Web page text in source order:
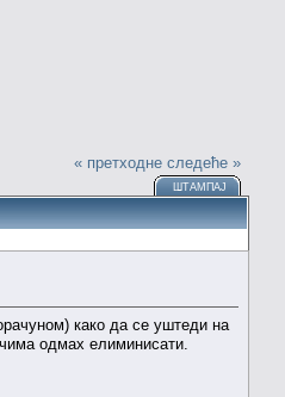
« претходне следеће »
ШТАМПАЈ
како да се уштеди на
одмах елиминисати.